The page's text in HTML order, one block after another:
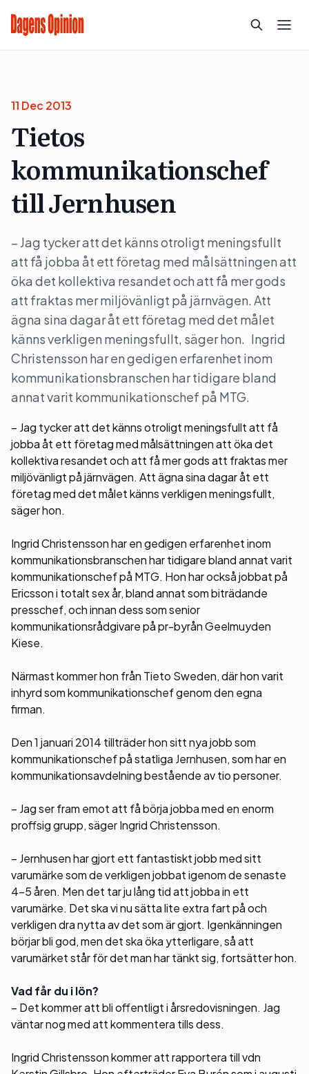
11 Dec 2013
Tietos
kommunikationschef
till Jernhusen
– Jag tycker att det känns otroligt meningsfullt
att få jobba åt ett företag med målsättningen att
öka det kollektiva resandet och att få mer gods
att fraktas mer miljövänligt på järnvägen. Att
ägna sina dagar åt ett företag med det målet
känns verkligen meningsfullt, säger hon. Ingrid
Christensson har en gedigen erfarenhet inom
kommunikationsbranschen har tidigare bland
annat varit kommunikationschef på MTG.
– Jag tycker att det känns otroligt meningsfullt att få
jobba åt ett företag med målsättningen att öka det
kollektiva resandet och att få mer gods att fraktas mer
miljövänligt på järnvägen. Att ägna sina dagar åt ett
företag med det målet känns verkligen meningsfullt,
säger hon.
Ingrid Christensson har en gedigen erfarenhet inom
kommunikationsbranschen har tidigare bland annat varit
kommunikationschef på MTG. Hon har också jobbat på
Ericsson i totalt sex år, bland annat som biträdande
presschef, och innan dess som senior
kommunikationsrådgivare på pr-byrån Geelmuyden
Kiese.
Närmast kommer hon från Tieto Sweden, där hon varit
inhyrd som kommunikationschef genom den egna
firman.
Den 1 januari 2014 tillträder hon sitt nya jobb som
kommunikationschef på statliga Jernhusen, som har en
kommunikationsavdelning bestående av tio personer.
– Jag ser fram emot att få börja jobba med en enorm
proffsig grupp, säger Ingrid Christensson.
– Jernhusen har gjort ett fantastiskt jobb med sitt
varumärke som de verkligen jobbat igenom de senaste
4-5 åren. Men det tar ju lång tid att jobba in ett
varumärke. Det ska vi nu sätta lite extra fart på och
verkligen dra nytta av det som är gjort. Igenkänningen
börjar bli god, men det ska öka ytterligare, så att
varumärket står för det man har tänkt sig, fortsätter hon.
Vad får du i lön?
– Det kommer att bli offentligt i årsredovisningen. Jag
väntar nog med att kommentera tills dess.
Ingrid Christensson kommer att rapportera till vdn